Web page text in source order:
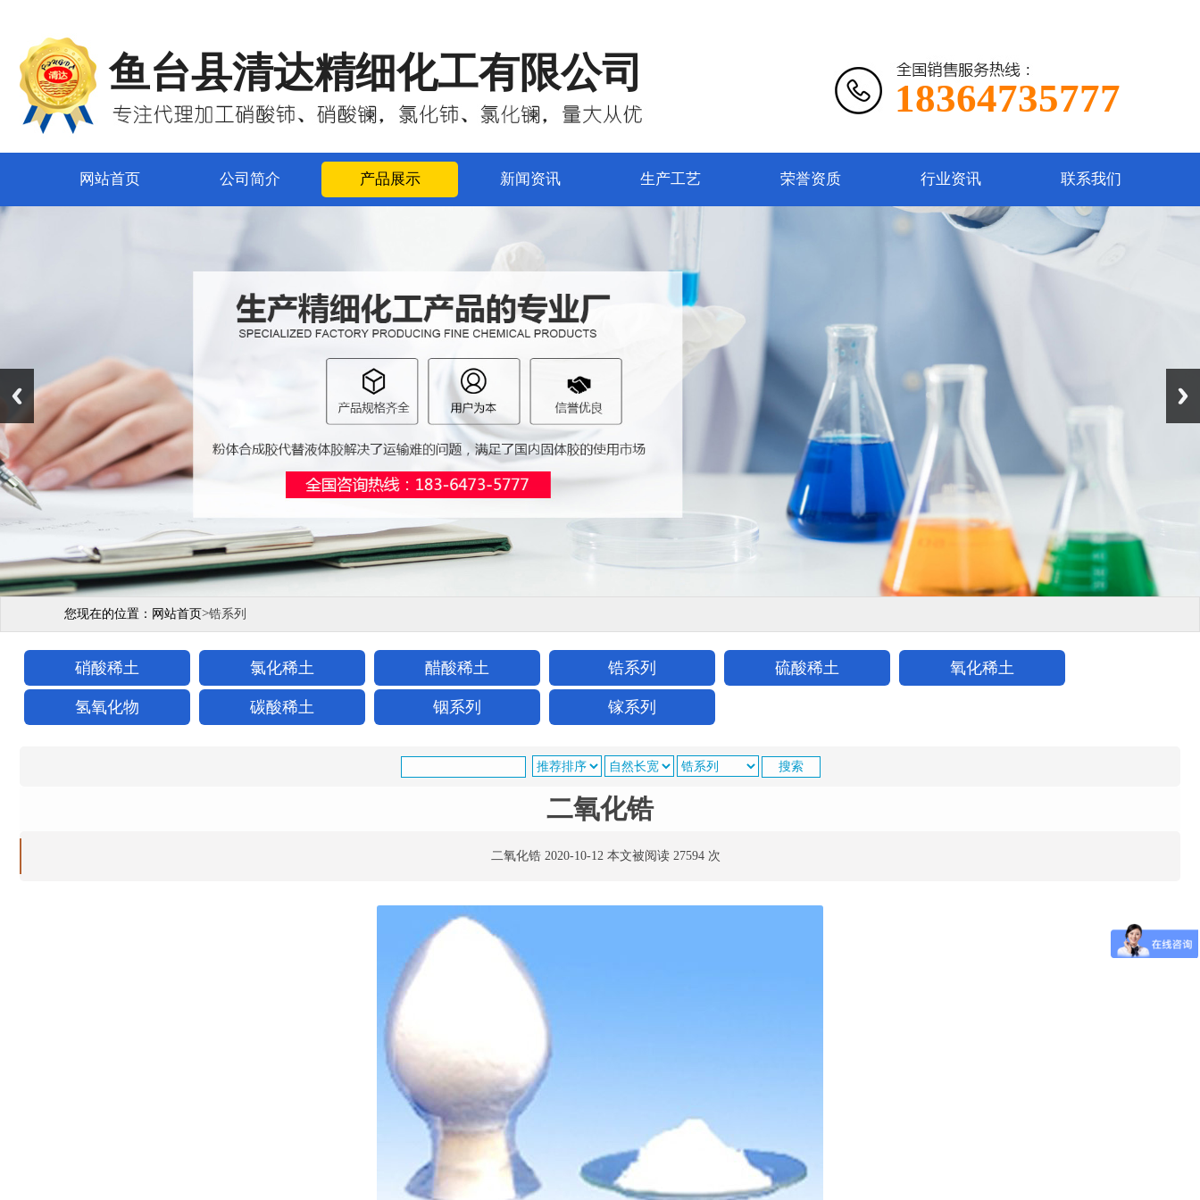
鱼台县清达精细化工有限公司
18364735777
网站首页 公司简介 产品展示 新闻资讯 生产工艺 荣誉资质 行业资讯 联系我们
您现在的位置： 网站首页>锆系列
硝酸稀土 氯化稀土 醋酸稀土 锆系列 硫酸稀土 氧化稀土
氢氧化物 碳酸稀土 铟系列 镓系列
二氧化锆
二氧化锆 2020-10-12 本文被阅读 27594 次